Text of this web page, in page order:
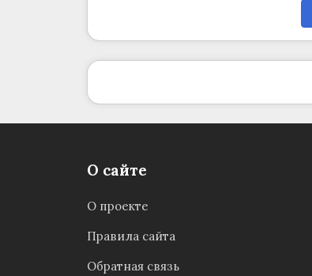
О сайте
О проекте
Правила сайта
Обратная связь